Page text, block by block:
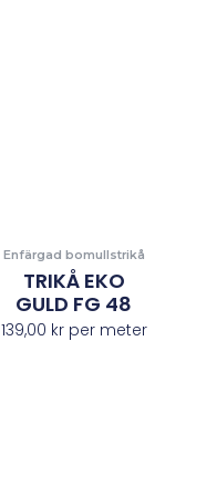
Enfärgad bomullstrikå
TRIKÅ EKO
GULD FG 48
139,00 krper meter